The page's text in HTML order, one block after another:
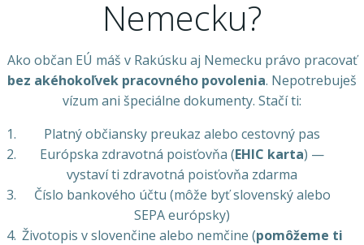
Nemecku?
Ako občan EÚ máš v Rakúsku aj Nemecku právo pracovať
bez akéhokoľvek pracovného povolenia. Nepotrebuješ
vízum ani špeciálne dokumenty. Stačí ti:
Platný občiansky preukaz alebo cestovný pas
Európska zdravotná poisťovňa (EHIC karta) —
vystaví ti zdravotná poisťovňa zdarma
Číslo bankového účtu (môže byť slovenský alebo
SEPA európsky)
Životopis v slovenčine alebo nemčine (pomôžeme ti